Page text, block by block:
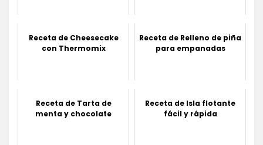
Receta de Cheesecake
con Thermomix
Receta de Relleno de piña
para empanadas
Receta de Tarta de
menta y chocolate
Receta de Isla flotante
fácil y rápida